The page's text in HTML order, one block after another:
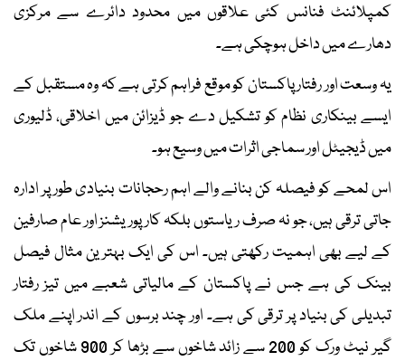
کمپلائنٹ فنانس کئی علاقوں میں محدود دائرے سے مرکزی
دھارے میں داخل ہوچکی ہے۔
یہ وسعت اور رفتار پاکستان کو موقع فراہم کرتی ہے کہ وہ مستقبل کے
ایسے بینکاری نظام کو تشکیل دے جو ڈیزائن میں اخلاقی، ڈلیوری
میں ڈیجیٹل اور سماجی اثرات میں وسیع ہو۔
اس لمحے کو فیصلہ کن بنانے والے اہم رحجانات بنیادی طور پر ادارہ
جاتی ترقی ہیں، جو نہ صرف ریاستوں بلکہ کارپوریشنز اور عام صارفین
کے لیے بھی اہمیت رکھتی ہیں۔ اس کی ایک بہترین مثال فیصل
بینک کی ہے جس نے پاکستان کے مالیاتی شعبے میں تیز رفتار
تبدیلی کی بنیاد پر ترقی کی ہے۔ اور چند برسوں کے اندر اپنے ملک
گیر نیٹ ورک کو 200 سے زائد شاخوں سے بڑھا کر 900 شاخوں تک